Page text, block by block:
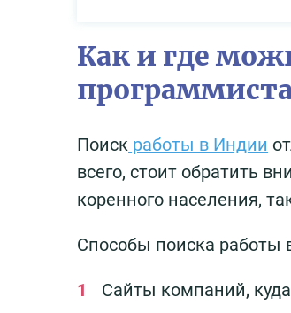
Как и где
Поиск работы в Индии
всего, стоит обратить
коренного населения,
Способы поиска работы
Сайты компаний,